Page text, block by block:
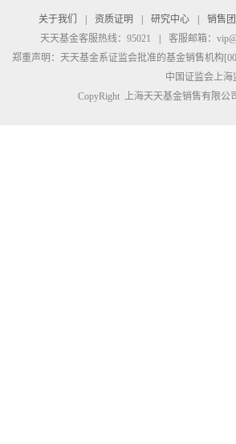
关于我们 资质证明 研究中心
销售
天天基金客服热线：95021
客服邮箱：
郑重声明： 天天基金系证监会批准的基金销售机构
中国证监会上
CopyRight 上海天天基金销售有限